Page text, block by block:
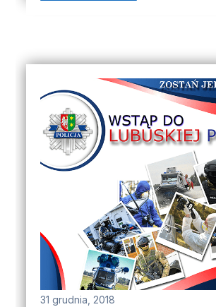
31 grudnia, 2018